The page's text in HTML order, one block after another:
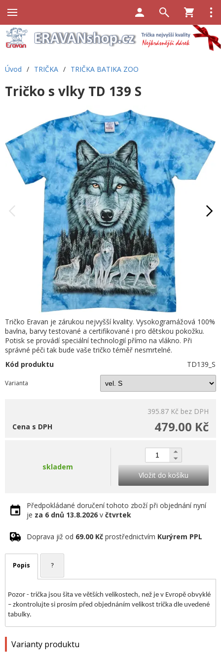
Úvod / TRIČKA / TRIČKA BATIKA ZOO
Tričko s vlky TD 139 S
Tričko Eravan je zárukou nejvyšší kvality. Vysokogramážová 100%
bavlna, barvy testované a certifikované i pro dětskou pokožku.
Potisk se provádí speciální technologií přímo na vlákno. Při
správné péči tak bude vaše tričko téměř nesmrtelné.
Kód produktu
TD139_S
Varianta
395.87 Kč bez DPH
479.00 Kč
Cena s DPH
skladem
Vložit do košíku
Předpokládané doručení tohoto zboží při objednání nyní
je za 6 dnů 13.8.2026 v čtvrtek
Doprava již od 69.00 Kč prostřednictvím Kurýrem PPL
Popis ?
Pozor - trička jsou šita ve větších velikostech, než je v Evropě obvyklé
– zkontrolujte si prosím před objednáním velikost trička dle uvedené
tabulky.
Varianty produktu